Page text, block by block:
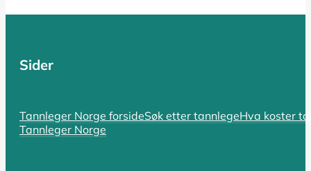
SIST OPPDATERT 17. OKTOBER 2025
Hvorfor er tannlegen så dyr i Norge? Spørsmålet er
Sider
Tannleger Norge forsideSøk etter tannlegeHva koster
Tannleger Norge